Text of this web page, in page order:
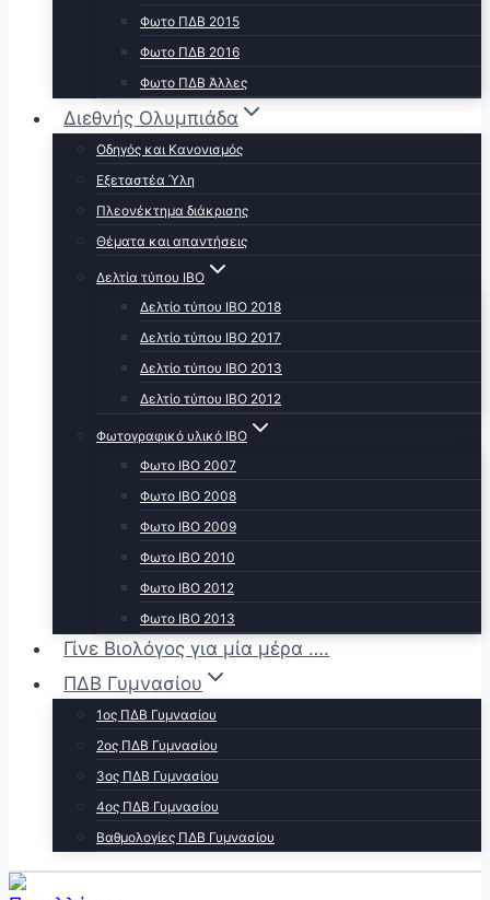
Φωτο ΠΔΒ 2015
Φωτο ΠΔΒ 2016
Φωτο ΠΔΒ Άλλες
Διεθνής Ολυμπιάδα
Οδηγός και Κανονισμός
Εξεταστέα Ύλη
Πλεονέκτημα διάκρισης
Θέματα και απαντήσεις
Δελτία τύπου ΙΒΟ
Δελτίο τύπου ΙΒΟ 2018
Δελτίο τύπου ΙΒΟ 2017
Δελτίο τύπου ΙΒΟ 2013
Δελτίο τύπου ΙΒΟ 2012
Φωτογραφικό υλικό ΙΒΟ
Φωτο ΙΒΟ 2007
Φωτο IBO 2008
Φωτο ΙΒΟ 2009
Φωτο ΙΒΟ 2010
Φωτο ΙΒΟ 2012
Φωτο ΙΒΟ 2013
Γίνε Βιολόγος για μία μέρα ….
ΠΔΒ Γυμνασίου
1ος ΠΔΒ Γυμνασίου
2ος ΠΔΒ Γυμνασίου
3ος ΠΔΒ Γυμνασίου
4ος ΠΔΒ Γυμνασίου
Βαθμολογίες ΠΔΒ Γυμνασίου